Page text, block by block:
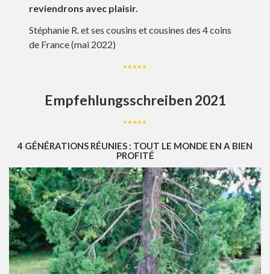
reviendrons avec plaisir.
Stéphanie R. et ses cousins et cousines des 4 coins
de France (mai 2022)
*****
Empfehlungsschreiben 2021
*****
4 GÉNÉRATIONS RÉUNIES : TOUT LE MONDE EN A BIEN
PROFITÉ